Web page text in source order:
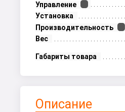
Управление
Установка
Производительность
Вес
Габариты товара
Описание